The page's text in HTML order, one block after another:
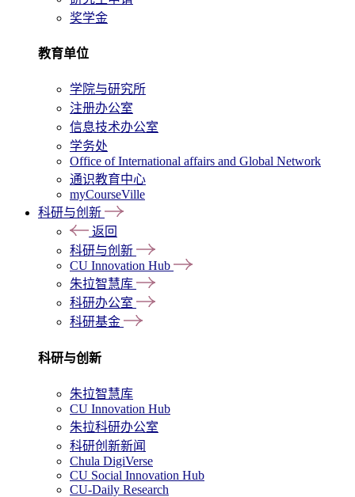
奖学金
教育单位
学院与研究所
注册办公室
信息技术办公室
学务处
Office of International affairs and Global Network
通识教育中心
myCourseVille
科研与创新
返回
科研与创新
CU Innovation Hub
朱拉智慧库
科研办公室
科研基金
科研与创新
朱拉智慧库
CU Innovation Hub
朱拉科研办公室
科研创新新闻
Chula DigiVerse
CU Social Innovation Hub
CU-Daily Research